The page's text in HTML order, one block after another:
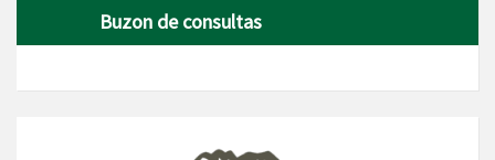
Buzon de consultas